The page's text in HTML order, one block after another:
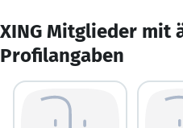
XING Mitglieder mit
Profilangaben